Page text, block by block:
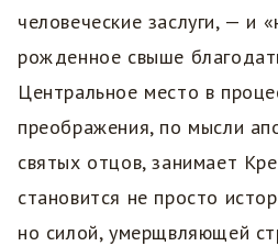
человеческие заслуги, — и
рожденное свыше
Центральное место в
преображения, по мысли
святых отцов, занимает
становится не просто
но силой, умерщвляющей